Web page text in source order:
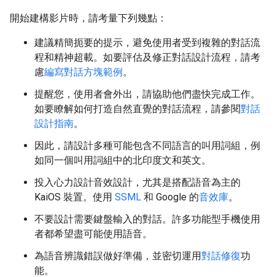
開始建構影片時，請考量下列幾點：
建議精簡扼要的提示，避免使用者受到複雜的對話流
程和精神超載。如要評估及修正對話設計流程，請考
慮編寫對話方塊範例。
提醒您，使用者會外出，請協助他們盡快完成工作。
如要瞭解如何打造自然直覺的對話流程，請參閱對話
設計指南。
因此，請設計多種可能包含不同語言的叫用詞組，例
如同一個叫用詞組中的北印度文和英文。
投入心力設計音效設計，尤其是搭配語音為主的
KaiOS 裝置。使用 SSML 和 Google 的音效庫。
不要設計需要鍵盤輸入的對話。許多功能型手機使用
者都希望盡可能使用語音。
為語音辨識錯誤做好準備，並密切運用對話修復功
能。